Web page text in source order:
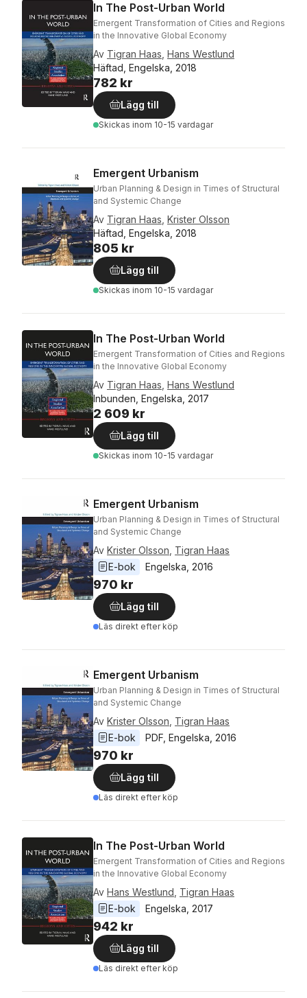
In The Post-Urban World
Emergent Transformation of Cities and Regions
in the Innovative Global Economy
Av Tigran Haas Hans Westlund
Häftad, Engelska, 2018
782 kr
Lägg till
Skickas inom 10-15 vardagar
Emergent Urbanism
Urban Planning & Design in Times of Structural
and Systemic Change
Av Tigran Haas Krister Olsson
Häftad, Engelska, 2018
805 kr
Lägg till
Skickas inom 10-15 vardagar
In The Post-Urban World
Emergent Transformation of Cities and Regions
in the Innovative Global Economy
Av Tigran Haas Hans Westlund
Inbunden, Engelska, 2017
2 609 kr
Lägg till
Skickas inom 10-15 vardagar
Emergent Urbanism
Urban Planning & Design in Times of Structural
and Systemic Change
Av Krister Olsson Tigran Haas
E-bok
Engelska 2016
970 kr
Lägg till
Läs direkt efter köp
Emergent Urbanism
Urban Planning & Design in Times of Structural
and Systemic Change
Av Krister Olsson Tigran Haas
E-bok
PDF Engelska 2016
970 kr
Lägg till
Läs direkt efter köp
In The Post-Urban World
Emergent Transformation of Cities and Regions
in the Innovative Global Economy
Av Hans Westlund Tigran Haas
E-bok
Engelska 2017
942 kr
Lägg till
Läs direkt efter köp